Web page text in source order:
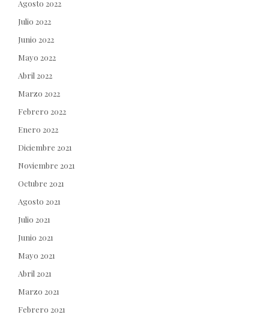
Agosto 2022
Julio 2022
Junio 2022
Mayo 2022
Abril 2022
Marzo 2022
Febrero 2022
Enero 2022
Diciembre 2021
Noviembre 2021
Octubre 2021
Agosto 2021
Julio 2021
Junio 2021
Mayo 2021
Abril 2021
Marzo 2021
Febrero 2021